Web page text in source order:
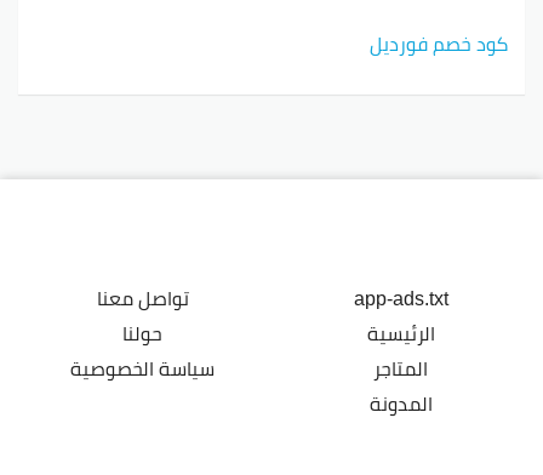
كود خصم فورديل
app-ads.txt
الرئيسية
المتاجر
المدونة
تواصل معنا
حولنا
سياسة الخصوصية